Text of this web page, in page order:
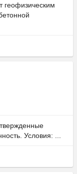
геофизическим
Условия: ...